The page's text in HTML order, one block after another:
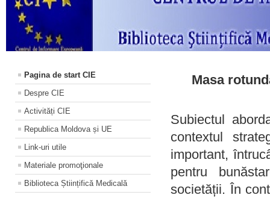
Pagina de start CIE
Despre CIE
Activități CIE
Republica Moldova și UE
Link-uri utile
Materiale promoţionale
Biblioteca Științifică Medicală
Masa
Subiectul
contextul
important,
pentru
societății. În